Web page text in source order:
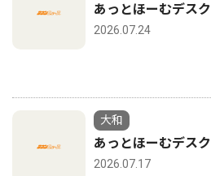
あっとほーむデスク
2026.07.24
大和
あっとほーむデスク
2026.07.17